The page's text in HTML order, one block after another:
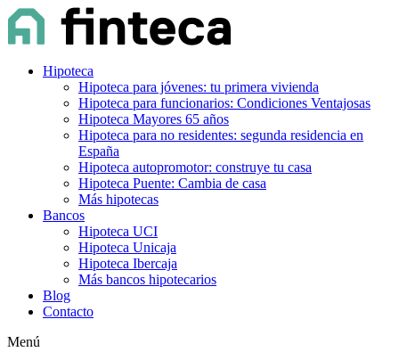
Hipoteca
Hipoteca para jóvenes: tu primera vivienda
Hipoteca para funcionarios: Condiciones Ventajosas
Hipoteca Mayores 65 años
Hipoteca para no residentes: segunda residencia en
España
Hipoteca autopromotor: construye tu casa
Hipoteca Puente: Cambia de casa
Más hipotecas
Bancos
Hipoteca UCI
Hipoteca Unicaja
Hipoteca Ibercaja
Más bancos hipotecarios
Blog
Contacto
Menú